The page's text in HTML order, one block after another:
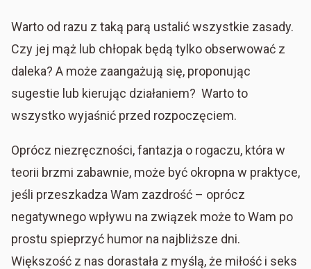
Warto od razu z taką parą ustalić wszystkie zasady.
Czy jej mąż lub chłopak będą tylko obserwować z
daleka? A może zaangażują się, proponując
sugestie lub kierując działaniem? Warto to
wszystko wyjaśnić przed rozpoczęciem.
Oprócz niezręczności, fantazja o rogaczu, która w
teorii brzmi zabawnie, może być okropna w praktyce,
jeśli przeszkadza Wam zazdrość – oprócz
negatywnego wpływu na związek może to Wam po
prostu spieprzyć humor na najbliższe dni.
Większość z nas dorastała z myślą, że miłość i seks